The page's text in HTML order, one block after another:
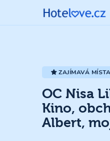
ZAJÍMAVÁ MÍSTA
OC Nisa
Kino,
Albert,